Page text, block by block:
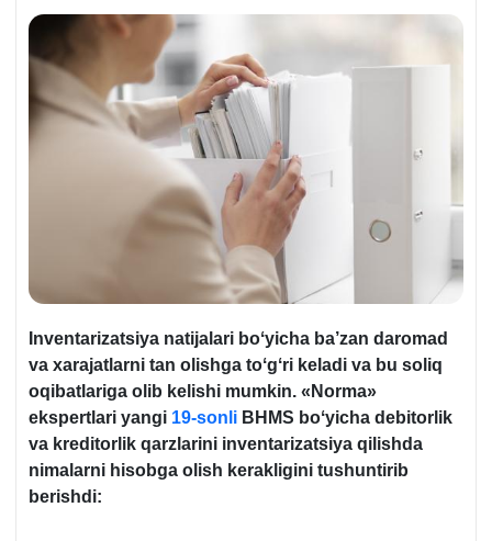
Inventarizatsiya natijalari boʻyicha ba’zan daromad
va хarajatlarni tan olishga toʻgʻri keladi va bu soliq
oqibatlariga olib kelishi mumkin. «Norma»
ekspertlari yangi 19-sonli BHMS boʻyicha debitorlik
va kreditorlik qarzlarini inventarizatsiya qilishda
nimalarni hisobga olish kerakligini tushuntirib
berishdi: